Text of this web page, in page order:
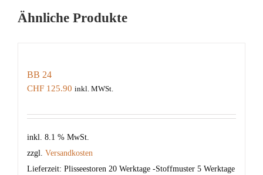
Ähnliche Produkte
BB 24
CHF 125.90 inkl. MWSt.
inkl. 8.1 % MwSt.
zzgl. Versandkosten
Lieferzeit: Plisseestoren 20 Werktage -Stoffmuster 5 Werktage